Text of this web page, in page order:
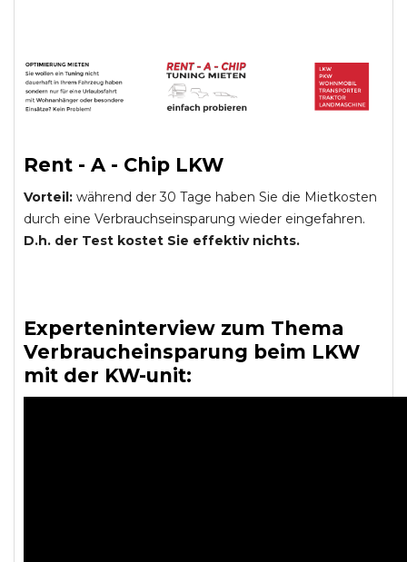
Rent - A - Chip LKW
Vorteil: während der 30 Tage haben Sie die Mietkosten
durch eine Verbrauchseinsparung wieder eingefahren.
D.h. der Test kostet Sie effektiv nichts.
Experteninterview zum Thema
Verbraucheinsparung beim LKW
mit der KW-unit: